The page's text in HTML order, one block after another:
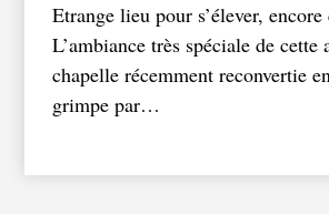
Etrange lieu pour s’élever,
L’ambiance très spéciale de cette
chapelle récemment reconvertie
grimpe par…